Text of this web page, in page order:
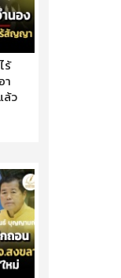
ร้
า
ล้ว